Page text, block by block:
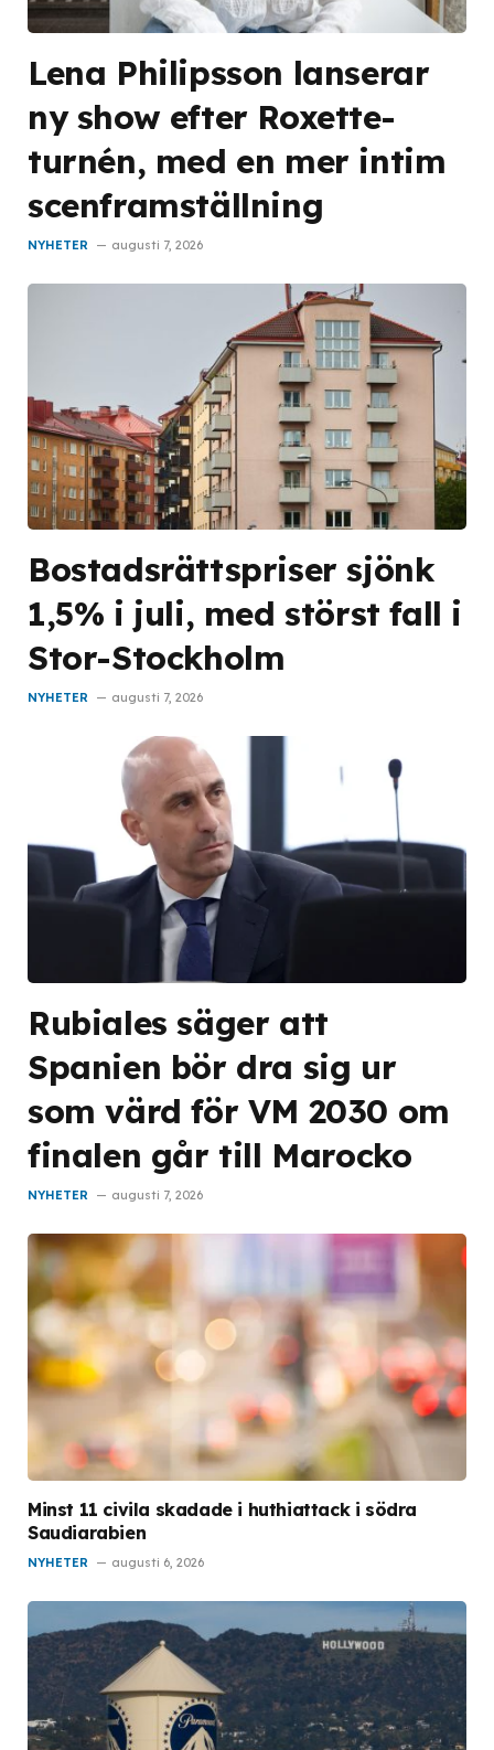
Lena Philipsson lanserar
ny show efter Roxette-
turnén, med en mer intim
scenframställning
NYHETER augusti 7, 2026
Bostadsrättspriser sjönk
1,5% i juli, med störst fall i
Stor-Stockholm
NYHETER augusti 7, 2026
Rubiales säger att
Spanien bör dra sig ur
som värd för VM 2030 om
finalen går till Marocko
NYHETER augusti 7, 2026
Minst 11 civila skadade i huthiattack i södra
Saudiarabien
NYHETER augusti 6, 2026